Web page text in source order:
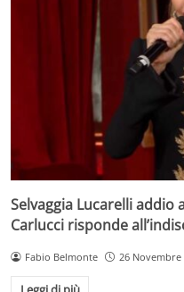
Selvaggia Lucarelli addio
Carlucci risponde
Fabio Belmonte 26 Novembre